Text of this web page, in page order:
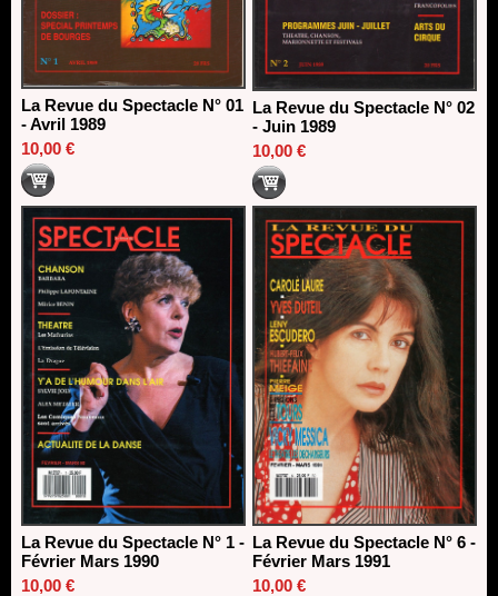
La Revue du Spectacle N° 01
- Avril 1989
10,00 €
La Revue du Spectacle N° 02
- Juin 1989
10,00 €
La Revue du Spectacle N° 1 -
Février Mars 1990
10,00 €
La Revue du Spectacle N° 6 -
Février Mars 1991
10,00 €